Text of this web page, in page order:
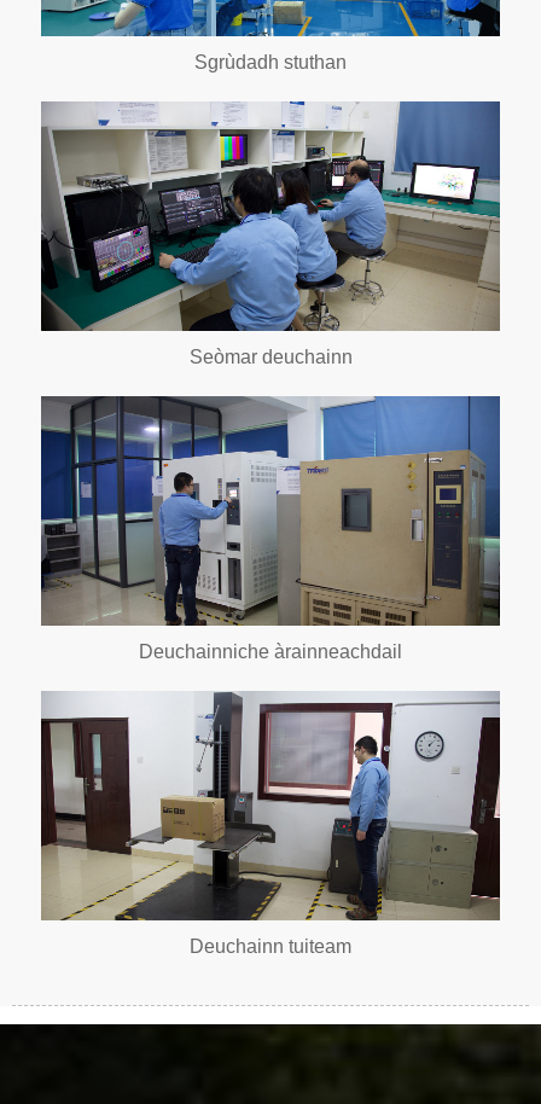
Sgrùdadh stuthan
Seòmar deuchainn
Deuchainniche àrainneachdail
Deuchainn tuiteam